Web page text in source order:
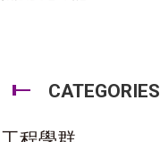
CATEGORIES